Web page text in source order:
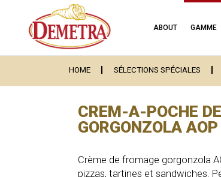
ABOUT GAMME
HOME SÉLECTIONS SPÉCIALES
CREM-A-POCHE
GORGONZOLA AOP
Crème de fromage gorgonzola
pizzas, tartines et sandwiches.